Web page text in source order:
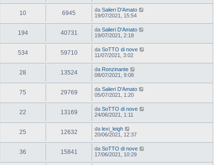
10 6945 da Salieri D'Amato
19/07/2021, 15:54
194 40731 da Salieri D'Amato
19/07/2021, 2:18
534 59710 da SoTTO di nove
11/07/2021, 3:02
28 13524 da Ronzinante
08/07/2021, 9:08
75 29769 da Salieri D'Amato
05/07/2021, 1:20
22 13169 da SoTTO di nove
24/06/2021, 1:11
25 12632 da lexi_leigh
20/06/2021, 12:37
36 15841 da SoTTO di nove
17/06/2021, 10:29